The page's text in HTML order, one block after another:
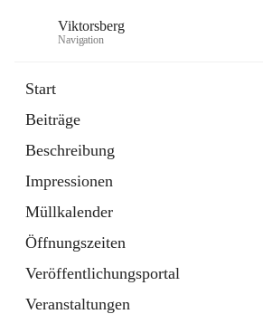
Viktorsberg
Navigation
Start
Beiträge
Beschreibung
Impressionen
Müllkalender
Öffnungszeiten
Veröffentlichungsportal
Veranstaltungen
1 Schnellzugriff
Bürgerservice
10 Schnellzugriffe